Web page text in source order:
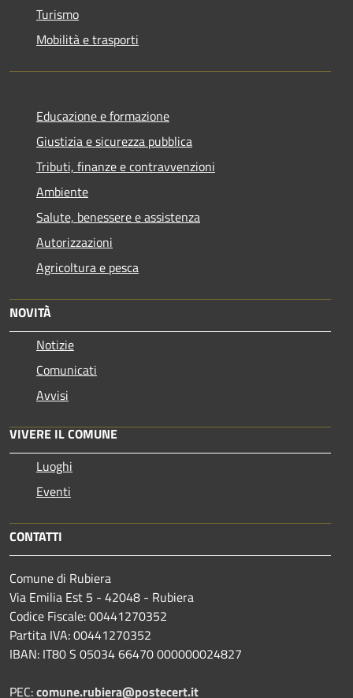
Turismo
Mobilità e trasporti
Educazione e formazione
Giustizia e sicurezza pubblica
Tributi, finanze e contravvenzioni
Ambiente
Salute, benessere e assistenza
Autorizzazioni
Agricoltura e pesca
NOVITÀ
Notizie
Comunicati
Avvisi
VIVERE IL COMUNE
Luoghi
Eventi
CONTATTI
Comune di Rubiera
Via Emilia Est 5 - 42048 - Rubiera
Codice Fiscale: 00441270352
Partita IVA: 00441270352
IBAN: IT80 S 05034 66470 000000024827
PEC:comune.rubiera@postecert.it